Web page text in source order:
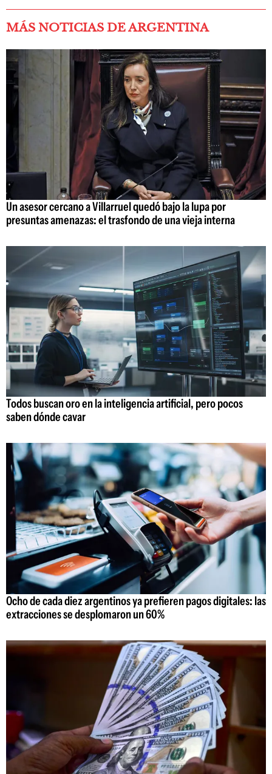
MÁS NOTICIAS DE ARGENTINA
Un asesor cercano a Villarruel quedó bajo la lupa por
presuntas amenazas: el trasfondo de una vieja interna
Todos buscan oro en la inteligencia artificial, pero pocos
saben dónde cavar
Ocho de cada diez argentinos ya prefieren pagos digitales: las
extracciones se desplomaron un 60%